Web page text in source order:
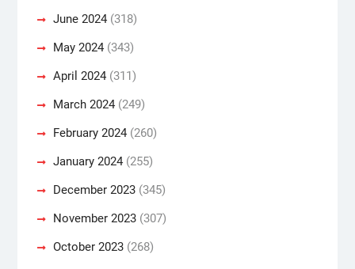
June 2024(318)
May 2024(343)
April 2024(311)
March 2024(249)
February 2024(260)
January 2024(255)
December 2023(345)
November 2023(307)
October 2023(268)